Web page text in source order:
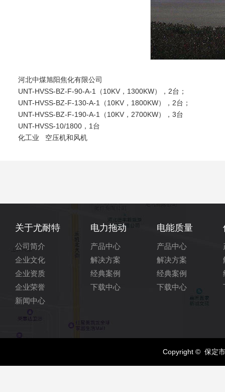
河北中煤旭阳焦化有限公司
UNT-HVSS-BZ-F-90-A-1（10KV，1300KW），2台；
UNT-HVSS-BZ-F-130-A-1（10KV，1800KW），2台；
UNT-HVSS-BZ-F-190-A-1（10KV，2700KW），3台
UNT-HVSS-10/1800，1台
化工业 空压机和风机
关于尤耐特
公司简介
企业文化
企业资质
企业荣誉
新闻中心
电力拖动
产品中心
解决方案
经典案例
下载中心
电能质量
产品中心
解决方案
经典案例
下载中心
Copyright © 保定